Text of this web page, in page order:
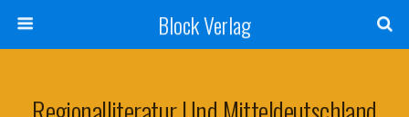
Block Verlag